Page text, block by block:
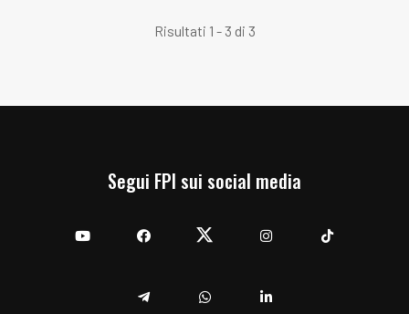
Risultati 1 - 3 di 3
Segui FPI sui social media